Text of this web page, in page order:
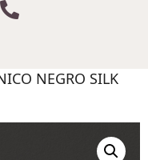
NEGRO SILK